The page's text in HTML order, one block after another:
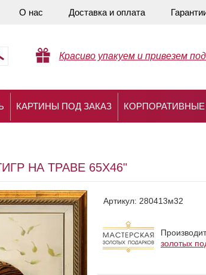
О нас Доставка и оплата
Красиво упакуем и привезем
КАРТИНЫ ПОД ЗАКАЗ
НА ТРАВЕ 65X46"
Артикул: 280413м32
золотых